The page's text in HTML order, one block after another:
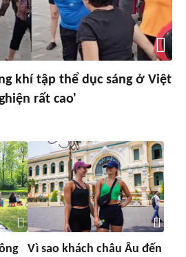
khí tập thể dục sáng ở Việt
rất cao'
Vì sao khách châu Âu đến